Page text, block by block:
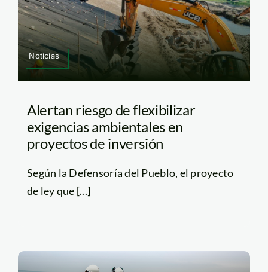
Noticias
Alertan riesgo de flexibilizar
exigencias ambientales en
proyectos de inversión
Según la Defensoría del Pueblo, el proyecto
de ley que [...]